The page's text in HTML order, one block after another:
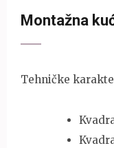
Montažna
Tehničke